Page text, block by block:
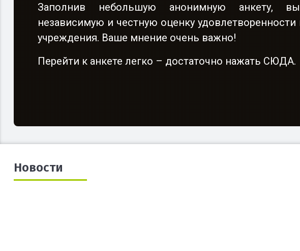
Заполнив небольшую анонимную анкету,
независимую и честную оценку
учреждения. Ваше мнение очень важно!
Перейти к анкете легко – достаточно нажать
Новости